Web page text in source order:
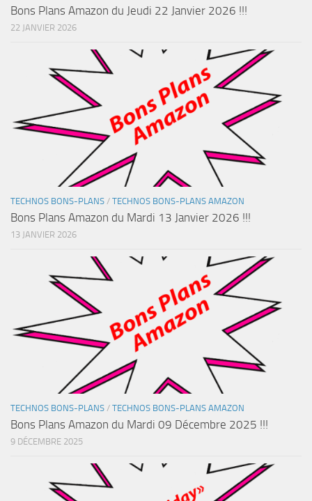
Bons Plans Amazon du Jeudi 22 Janvier 2026 !!!
22 JANVIER 2026
TECHNOS BONS-PLANS / TECHNOS BONS-PLANS AMAZON
Bons Plans Amazon du Mardi 13 Janvier 2026 !!!
13 JANVIER 2026
TECHNOS BONS-PLANS / TECHNOS BONS-PLANS AMAZON
Bons Plans Amazon du Mardi 09 Décembre 2025 !!!
9 DÉCEMBRE 2025